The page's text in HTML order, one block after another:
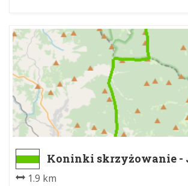
Koninki skrzyżowanie -
Porębska - granica GPN
1.9 km